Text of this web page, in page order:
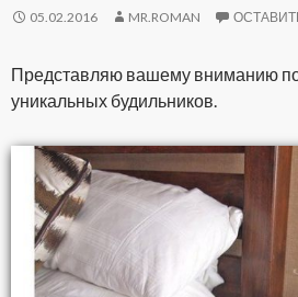
05.02.2016 MR.ROMAN
Представляю вашему вниманию
уникальных будильников.